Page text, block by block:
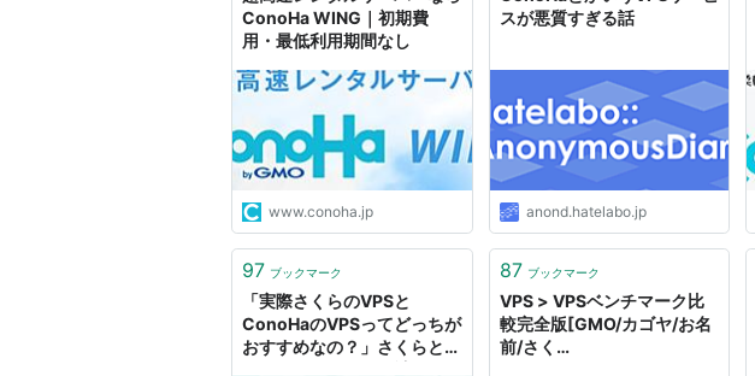
ConoHa WING｜初期費
用・最低利用期間なし
www.conoha.jp
スが悪質すぎる話
anond.hatelabo.jp
97 ブックマーク
「実際さくらのVPSと
ConoHaのVPSってどっちが
おすすめなの？」さくらと
87 ブックマーク
VPS > VPSベンチマーク比
較完全版[GMO/カゴヤ/お名
前/さく